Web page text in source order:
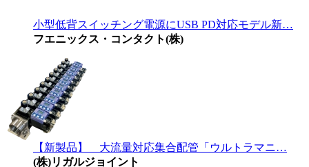
小型低背スイッチング電源にUSB PD対応モデル新…
フエニックス・コンタクト(株)
【新製品】 大流量対応集合配管「ウルトラマニ…
(株)リガルジョイント